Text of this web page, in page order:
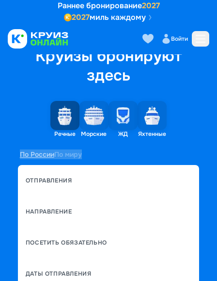
Раннее бронирование2027
2027миль каждому
Войти
Круизы бронируют
здесь
Речные Морские ЖД Яхтенные
По РоссииПо миру
ОТПРАВЛЕНИЯ
НАПРАВЛЕНИЕ
ПОСЕТИТЬ ОБЯЗАТЕЛЬНО
ДАТЫ ОТПРАВЛЕНИЯ